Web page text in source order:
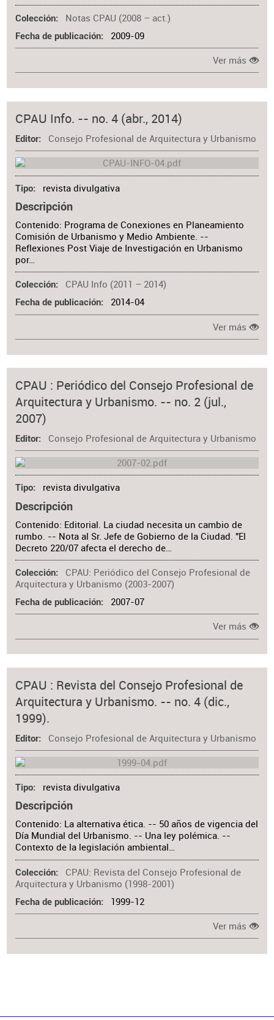
Colección Notas CPAU (2008 – act.)
Fecha de publicación 2009-09
Ver más
CPAU Info. -- no. 4 (abr., 2014)
Editor Consejo Profesional de Arquitectura y Urbanismo
Tipo revista divulgativa
Descripción
Contenido: Programa de Conexiones en Planeamiento
Comisión de Urbanismo y Medio Ambiente. --
Reflexiones Post Viaje de Investigación en Urbanismo
por…
Colección CPAU Info (2011 – 2014)
Fecha de publicación 2014-04
Ver más
CPAU : Periódico del Consejo Profesional de
Arquitectura y Urbanismo. -- no. 2 (jul.,
2007)
Editor Consejo Profesional de Arquitectura y Urbanismo
Tipo revista divulgativa
Descripción
Contenido: Editorial. La ciudad necesita un cambio de
rumbo. -- Nota al Sr. Jefe de Gobierno de la Ciudad. "El
Decreto 220/07 afecta el derecho de…
Colección
CPAU: Periódico del Consejo Profesional de
Arquitectura y Urbanismo (2003-2007)
Fecha de publicación 2007-07
Ver más
CPAU : Revista del Consejo Profesional de
Arquitectura y Urbanismo. -- no. 4 (dic.,
1999).
Editor Consejo Profesional de Arquitectura y Urbanismo
Tipo revista divulgativa
Descripción
Contenido: La alternativa ética. -- 50 años de vigencia del
Día Mundial del Urbanismo. -- Una ley polémica. --
Contexto de la legislación ambiental…
Colección
CPAU: Revista del Consejo Profesional de
Arquitectura y Urbanismo (1998-2001)
Fecha de publicación 1999-12
Ver más